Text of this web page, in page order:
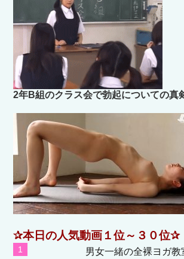
2年B組のクラス会で勃起についての真
✰本日の人気動画１位～３０位✰
男女一緒の全裸ヨガ教